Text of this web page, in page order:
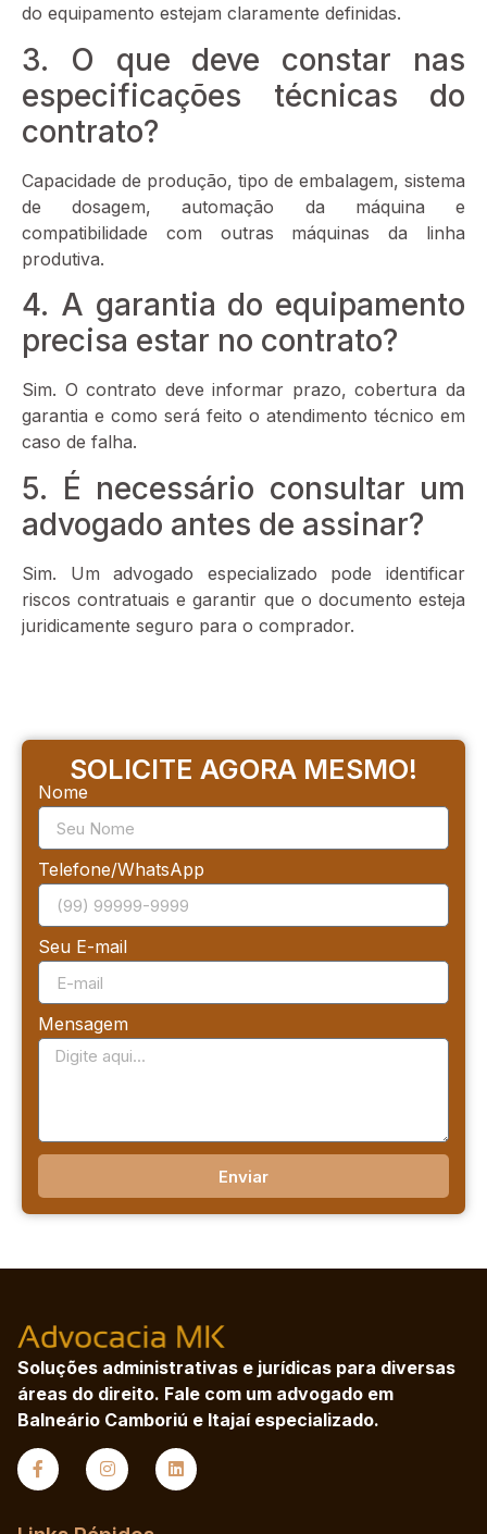
do equipamento estejam claramente definidas.
3. O que deve constar nas
especificações técnicas do
contrato?
Capacidade de produção, tipo de embalagem, sistema
de dosagem, automação da máquina e
compatibilidade com outras máquinas da linha
produtiva.
4. A garantia do equipamento
precisa estar no contrato?
Sim. O contrato deve informar prazo, cobertura da
garantia e como será feito o atendimento técnico em
caso de falha.
5. É necessário consultar um
advogado antes de assinar?
Sim. Um advogado especializado pode identificar
riscos contratuais e garantir que o documento esteja
juridicamente seguro para o comprador.
SOLICITE AGORA MESMO!
Nome
Telefone/WhatsApp
Seu E-mail
Mensagem
Enviar
Soluções administrativas e jurídicas para diversas
áreas do direito. Fale com um advogado em
Balneário Camboriú e Itajaí especializado.